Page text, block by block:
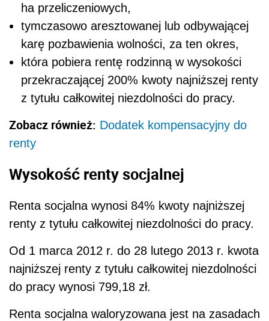
ha przeliczeniowych,
tymczasowo aresztowanej lub odbywającej
karę pozbawienia wolności, za ten okres,
która pobiera rentę rodzinną w wysokości
przekraczającej 200% kwoty najniższej renty
z tytułu całkowitej niezdolności do pracy.
Zobacz również: Dodatek kompensacyjny do
renty
Wysokość renty socjalnej
Renta socjalna wynosi 84% kwoty najniższej
renty z tytułu całkowitej niezdolności do pracy.
Od 1 marca 2012 r. do 28 lutego 2013 r. kwota
najniższej renty z tytułu całkowitej niezdolności
do pracy wynosi 799,18 zł.
Renta socjalna waloryzowana jest na zasadach